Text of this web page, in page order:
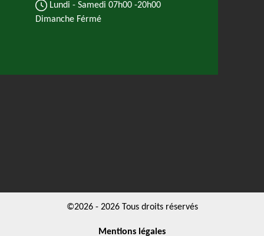
Lundi - Samedi 07h00 -20h00
Dimanche Férmé
©2026 - 2026 Tous droits réservés
Mentions légales